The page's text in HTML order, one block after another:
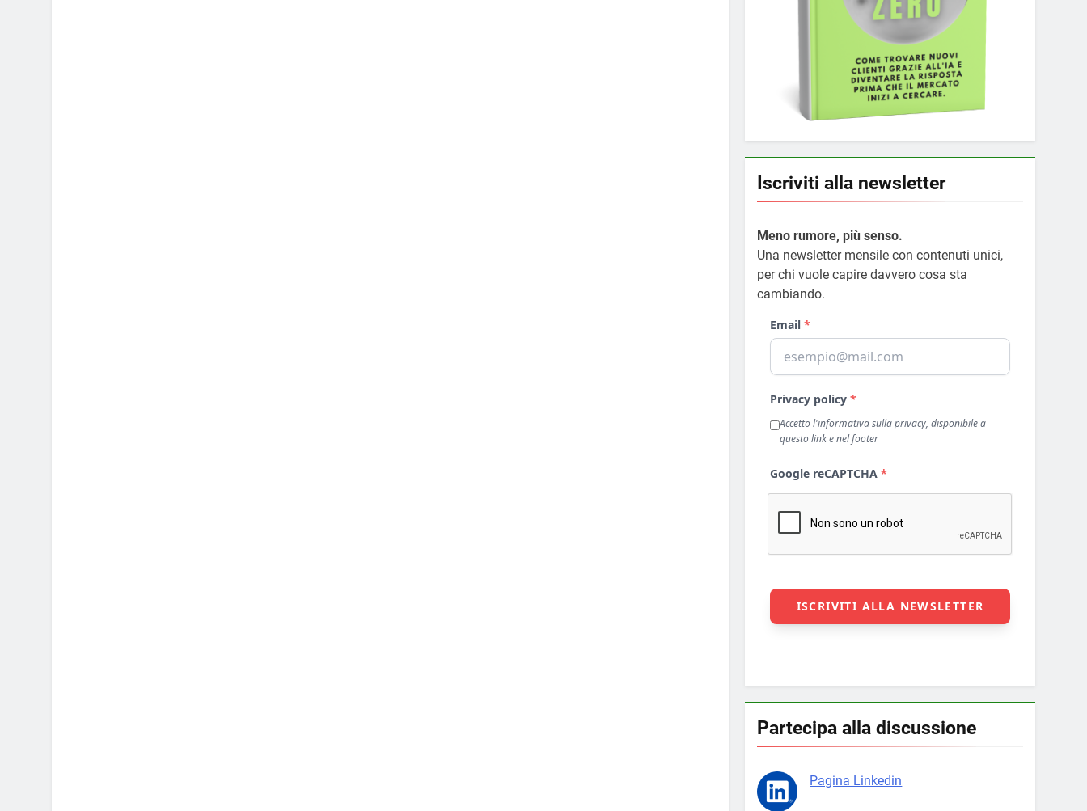
Iscriviti alla newsletter
Meno rumore, più senso.
Una newsletter mensile con contenuti unici,
per chi vuole capire davvero cosa sta
cambiando.
Partecipa alla discussione
Pagina Linkedin